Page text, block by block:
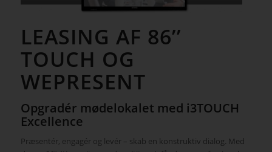
LEASING AF 86’’
TOUCH OG
WEPRESENT
Opgradér mødelokalet med i3TOUCH
Excellence
Præsentér, engagér og levér – skab en konstruktiv dialog. Med